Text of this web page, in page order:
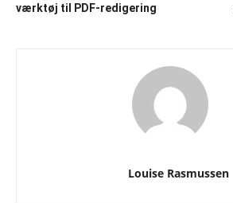
værktøj til PDF-redigering
Louise Rasmussen